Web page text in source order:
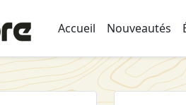
Accueil Nouveautés